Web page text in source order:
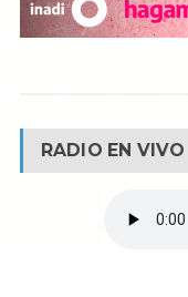
RADIO EN VIVO